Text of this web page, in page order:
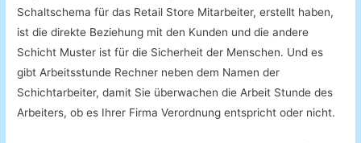
Schaltschema für das Retail Store Mitarbeiter, erstellt haben,
ist die direkte Beziehung mit den Kunden und die andere
Schicht Muster ist für die Sicherheit der Menschen. Und es
gibt Arbeitsstunde Rechner neben dem Namen der
Schichtarbeiter, damit Sie überwachen die Arbeit Stunde des
Arbeiters, ob es Ihrer Firma Verordnung entspricht oder nicht.